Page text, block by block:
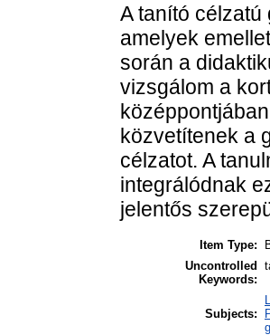
A tanító
amelyek
során a
vizsgálom a
közvetítenek a
célzatot. A
integrálódnak
jelentős
Item Type:
Uncontrolled
Keywords:
Subjects: